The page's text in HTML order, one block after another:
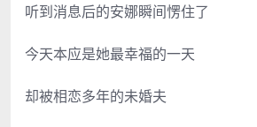
听到消息后的安娜瞬间愣住了
今天本应是她最幸福的一天
却被相恋多年的未婚夫